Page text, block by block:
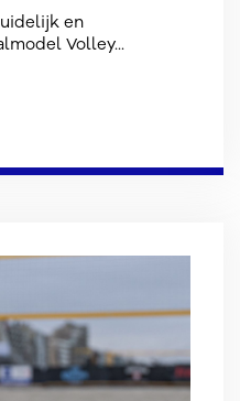
en
Volley...